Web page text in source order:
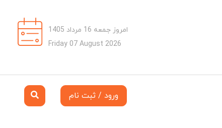
امروز جمعه 16 مرداد 1405
Friday 07 August 2026
ورود / ثبت نام